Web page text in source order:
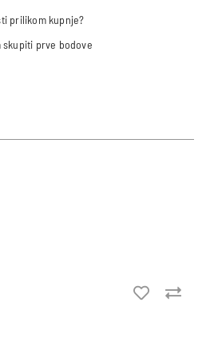
prilikom kupnje?
skupiti prve bodove